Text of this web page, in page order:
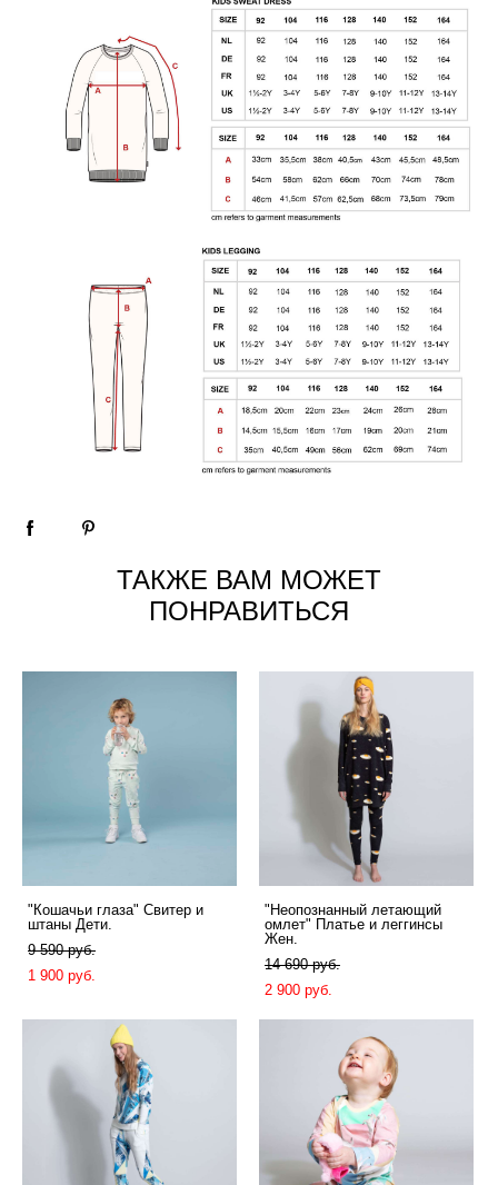
ТАКЖЕ ВАМ МОЖЕТ
ПОНРАВИТЬСЯ
"Кошачьи глаза" Свитер и
штаны Дети.
9 590 pуб.
1 900 pуб.
"Неопознанный летающий
омлет" Платье и леггинсы
Жен.
14 690 pуб.
2 900 pуб.